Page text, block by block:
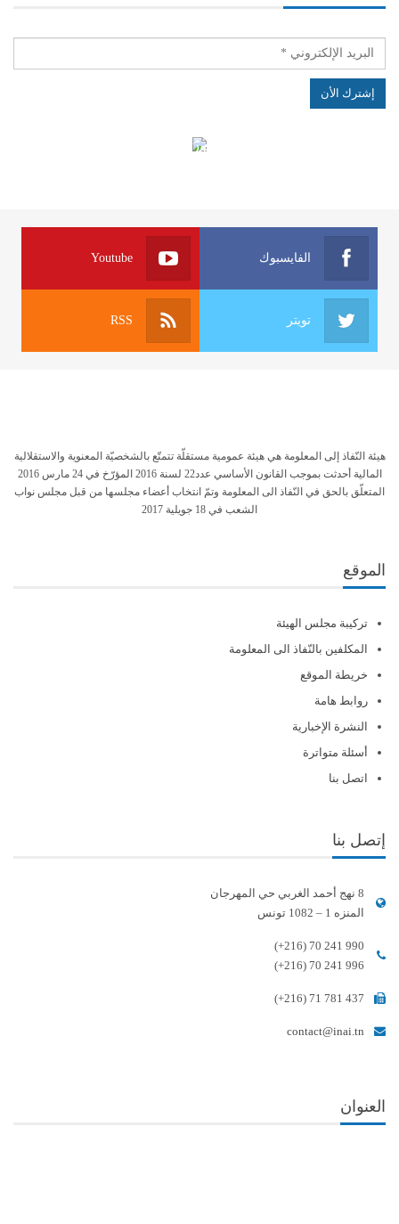
الهياكل الخاضعة لقانون النفاذ إلى المعلومة
الفايسبوك Youtube
تويتر RSS
هيئة النّفاذ إلى المعلومة هي هيئة عمومية مستقلّة تتمتّع بالشخصيّة المعنوية والاستقلالية
المالية أحدثت بموجب القانون الأساسي عدد22 لسنة 2016 المؤرّخ في 24 مارس 2016
المتعلّق بالحق في النّفاذ الى المعلومة وتمّ انتخاب أعضاء مجلسها من قبل مجلس نواب
الشعب في 18 جويلية 2017
الموقع
تركيبة مجلس الهيئة
المكلفين بالنّفاذ الى المعلومة
خريطة الموقع
روابط هامة
النشرة الإخبارية
أسئلة متواترة
اتصل بنا
إتصل بنا
8 نهج أحمد الغربي حي المهرجان
المنزه 1 – 1082 تونس
(+216) 70 241 990
(+216) 70 241 996
(+216) 71 781 437
contact@inai.tn
العنوان